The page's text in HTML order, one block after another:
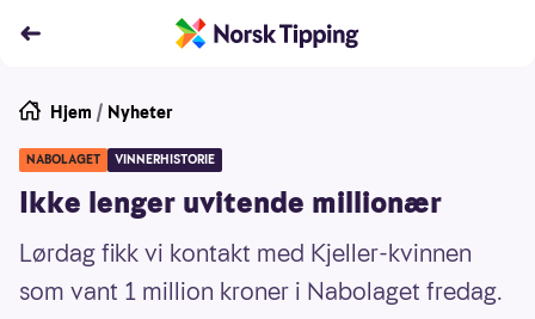
Hjem / Nyheter
NABOLAGET VINNERHISTORIE
Ikke lenger uvitende millionær
Lørdag fikk vi kontakt med Kjeller-kvinnen
som vant 1 million kroner i Nabolaget fredag.